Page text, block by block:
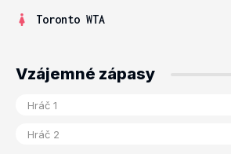
Toronto WTA
Vzájemné zápasy